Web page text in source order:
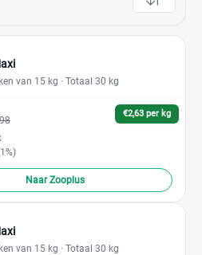
van 15 kg · Totaal 30 kg
€2,63 per kg
Naar Zooplus
van 15 kg · Totaal 30 kg